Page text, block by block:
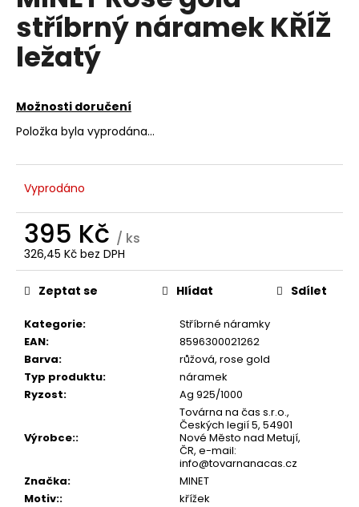
z
5
hvězdiček.
stříbrný náramek KŘÍŽ
ležatý
Možnosti doručení
Položka byla vyprodána…
Vyprodáno
395 Kč / ks
326,45 Kč bez DPH
Měrná
cena:
Kategorie:
Stříbrné náramky
EAN:
8596300021262
Barva:
růžová, rose gold
Typ produktu:
náramek
Ryzost: Ag 925/1000
Výrobce::
Továrna na čas s.r.o.,
Českých legií 5, 54901
Nové Město nad Metují,
ČR, e-mail:
info@tovarnanacas.cz
Značka:
MINET
Motiv:: křížek
Zeptat se Hlídat Sdílet
a
j
í
?
D
o
p
u
č
u
m